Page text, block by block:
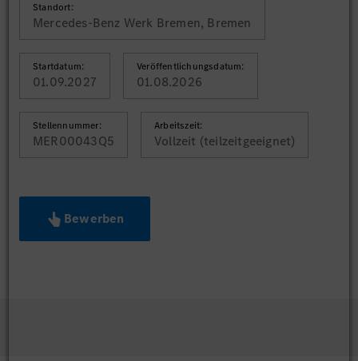
Standort:
Mercedes-Benz Werk Bremen, Bremen
Startdatum:
01.09.2027
Veröffentlichungsdatum:
01.08.2026
Stellennummer:
MER00043Q5
Arbeitszeit:
Vollzeit (teilzeitgeeignet)
Bewerben